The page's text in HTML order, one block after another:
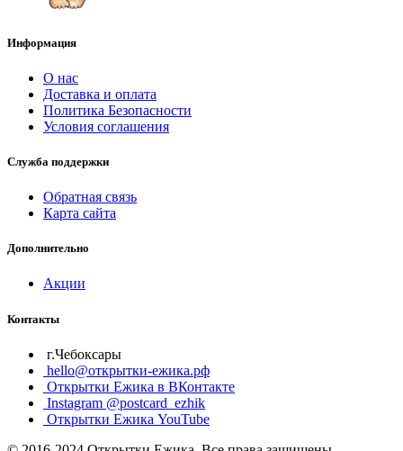
Информация
О нас
Доставка и оплата
Политика Безопасности
Условия соглашения
Служба поддержки
Обратная связь
Карта сайта
Дополнительно
Акции
Контакты
г.Чебоксары
hello@открытки-ежика.рф
Открытки Ежика в ВКонтакте
Instagram @postcard_ezhik
Открытки Ежика YouTube